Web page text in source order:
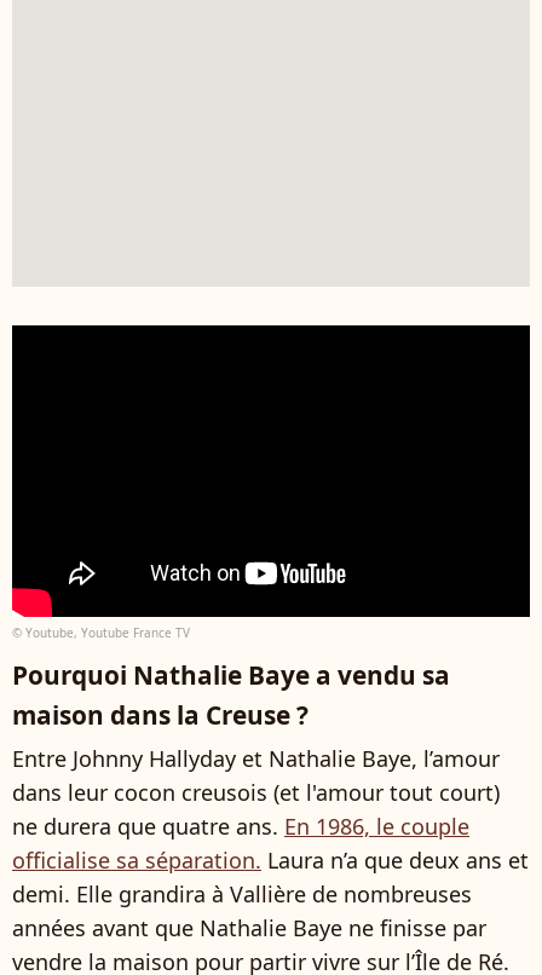
© Youtube, Youtube France TV
Pourquoi Nathalie Baye a vendu sa
maison dans la Creuse ?
Entre Johnny Hallyday et Nathalie Baye, l’amour
dans leur cocon creusois (et l'amour tout court)
ne durera que quatre ans. En 1986, le couple
officialise sa séparation. Laura n’a que deux ans et
demi. Elle grandira à Vallière de nombreuses
années avant que Nathalie Baye ne finisse par
vendre la maison pour partir vivre sur l’Île de Ré.